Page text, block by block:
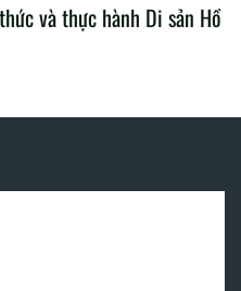
và thực hành Di sản Hồ